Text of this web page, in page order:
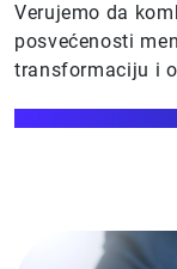
Verujemo da
posvećenosti
transformaciju i